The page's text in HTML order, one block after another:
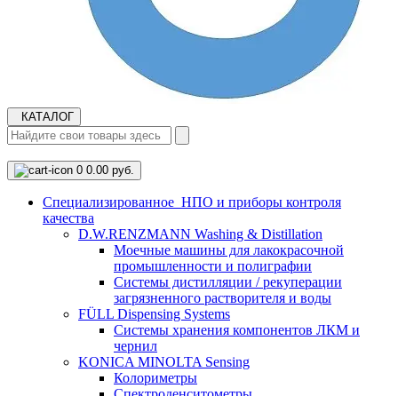
КАТАЛОГ
0 0.00 руб.
Cпециализированное НПО и приборы контроля
качества
D.W.RENZMANN Washing & Distillation
Моечные машины для лакокрасочной
промышленности и полиграфии
Системы дистилляции / рекуперации
загрязненного растворителя и воды
FÜLL Dispensing Systems
Системы хранения компонентов ЛКМ и
чернил
KONICA MINOLTA Sensing
Колориметры